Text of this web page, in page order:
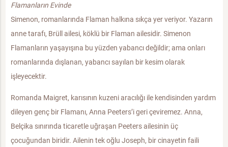
Flamanların Evinde
Simenon, romanlarında Flaman halkına sıkça yer veriyor. Yazarın
anne tarafı, Brüll ailesi, köklü bir Flaman ailesidir. Simenon
Flamanların yaşayışına bu yüzden yabancı değildir; ama onları
romanlarında dışlanan, yabancı sayılan bir kesim olarak
işleyecektir.
Romanda Maigret, karısının kuzeni aracılığı ile kendisinden yardım
dileyen genç bir Flamanı, Anna Peeters’i geri çeviremez. Anna,
Belçika sınırında ticaretle uğraşan Peeters ailesinin üç
çocuğundan biridir. Ailenin tek oğlu Joseph, bir cinayetin faili